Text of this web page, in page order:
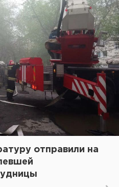
отправили на